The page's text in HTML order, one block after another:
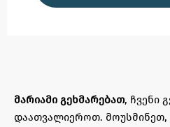
მარიამი გეხმარებათ, ჩვენი
დაათვალიეროთ. მოუსმინეთ,